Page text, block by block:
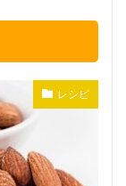
レシピ